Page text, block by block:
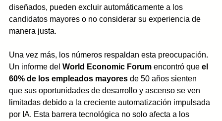
diseñados, pueden excluir automáticamente a los
candidatos mayores o no considerar su experiencia de
manera justa.
Una vez más, los números respaldan esta preocupación.
Un informe del World Economic Forum encontró que el
60% de los empleados mayores de 50 años sienten
que sus oportunidades de desarrollo y ascenso se ven
limitadas debido a la creciente automatización impulsada
por IA. Esta barrera tecnológica no solo afecta a los